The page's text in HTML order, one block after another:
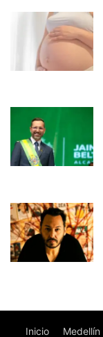
Inicio Medellín